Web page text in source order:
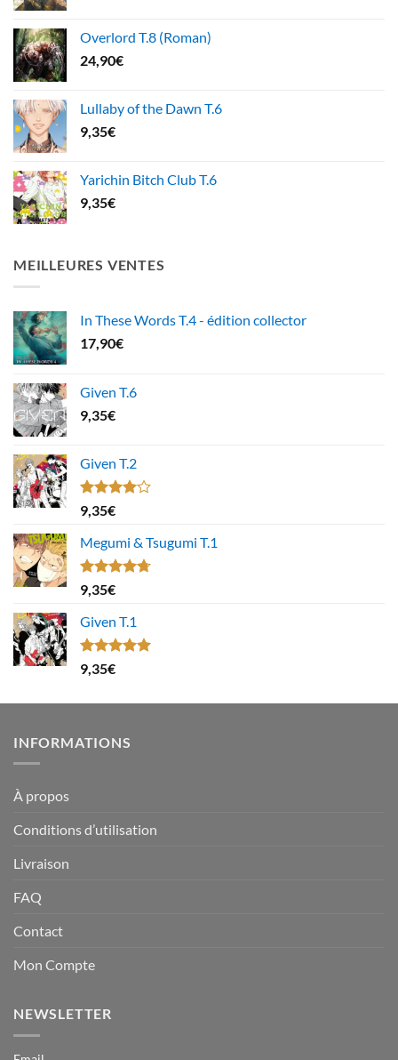
Overlord T.8 (Roman)
24,90€
Lullaby of the Dawn T.6
9,35€
Yarichin Bitch Club T.6
9,35€
MEILLEURES VENTES
In These Words T.4 - édition collector
17,90€
Given T.6
9,35€
Given T.2
Note
4.00
5
9,35€
Megumi & Tsugumi T.1
Note4.67
sur 5
9,35€
Given T.1
Note5.00
sur 5
9,35€
INFORMATIONS
À propos
Conditions d’utilisation
Livraison
FAQ
Contact
Mon Compte
NEWSLETTER